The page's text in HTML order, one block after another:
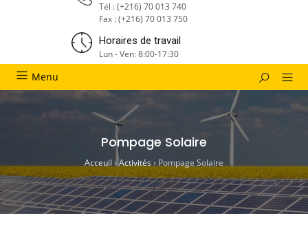
Tél : (+216) 70 013 740
Fax : (+216) 70 013 750
Horaires de travail
Lun - Ven: 8:00-17:30
Menu
Pompage Solaire
Acceuil › Activités› Pompage Solaire